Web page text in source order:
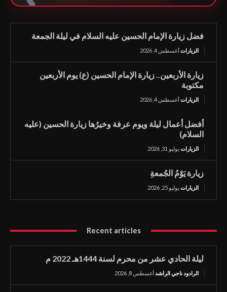
فضل زيارة الإمام الحسين عليه السلام في ليلة الجمعة
الزياراتأغسطس 4, 2026
زيارة الأربعين.. زيارة الإمام الحسين (ع) يوم الأربعين
مكتوبة
الزياراتأغسطس 4, 2026
أفضل أعمال ليلة ويوم عرفة وخيرُها زيارة الحسين (عليه
السلام)
الزيارات يوليو 31, 2026
زيارة يَوْمُ الجُمعةِ
الزيارات يوليو 25, 2026
Recent articles
ليلة الحادي عشر من محرم لسنة 1444هـ 2022 م
الرادود ناجي الراشدأغسطس 8, 2026